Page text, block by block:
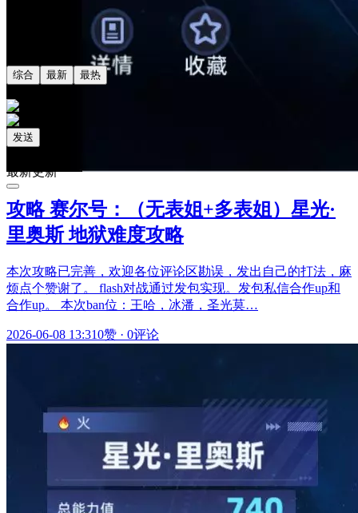
综合 最新 最热
发送
最新更新
攻略 赛尔号：（无表姐+多表姐）星光·
里奥斯 地狱难度攻略
本次攻略已完善，欢迎各位评论区勘误，发出自己的打法，麻
烦点个赞谢了。 flash对战通过发包实现。发包私信合作up和
合作up。 本次ban位：王哈，冰潘，圣光莫…
2026-06-08 13:310赞 · 0评论